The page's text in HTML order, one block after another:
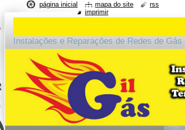
Instalações e Reparações de Redes de
arredores.
página inicial mapa do site
rss
imprimir